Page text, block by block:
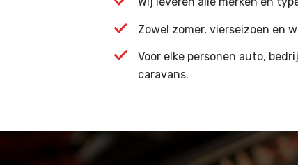
Zowel zomer, vierseizoen en
Voor elke personen auto,
caravans.